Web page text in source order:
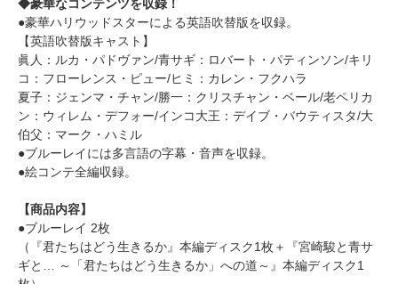
◆豪華なコンテンツを収録！
●豪華ハリウッドスターによる英語吹替版を収録。
【英語吹替版キャスト】
眞人：ルカ・パドヴァン/青サギ：ロバート・パティンソン/キリ
コ：フローレンス・ピュー/ヒミ：カレン・フクハラ
夏子：ジェンマ・チャン/勝一：クリスチャン・ベール/老ペリカ
ン：ウィレム・デフォー/インコ大王：デイブ・バウティスタ/大
伯父：マーク・ハミル
●ブルーレイには多言語の字幕・音声を収録。
●絵コンテ全編収録。
【商品内容】
●ブルーレイ 2枚
（『君たちはどう生きるか』本編ディスク1枚＋『宮崎駿と青サ
ギと… ～「君たちはどう生きるか」への道～』本編ディスク1